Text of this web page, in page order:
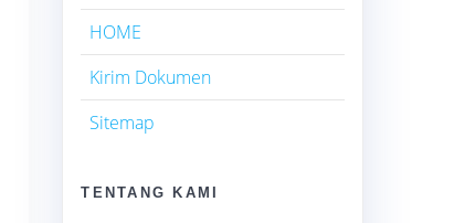
HOME
Kirim Dokumen
Sitemap
TENTANG KAMI